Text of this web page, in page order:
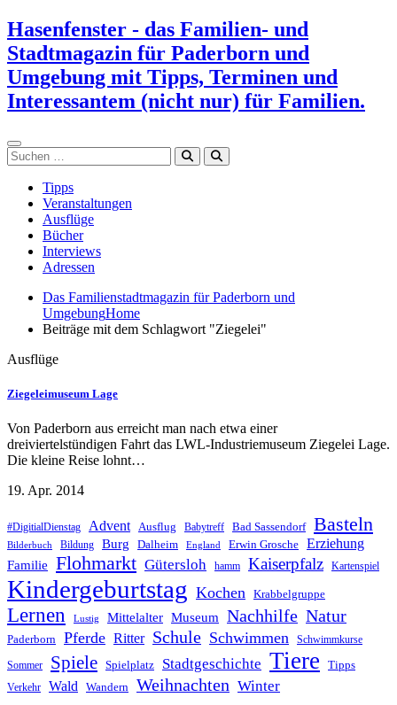
Zum
Inhalt
springen
Hasenfenster - das Familien- und
Stadtmagazin für Paderborn und
Umgebung mit Tipps, Terminen und
Interessantem (nicht nur) für Familien.
Suchen
Tipps
Veranstaltungen
Ausflüge
Bücher
Interviews
Adressen
Das Familienstadtmagazin für Paderborn und
UmgebungHome
Beiträge mit dem Schlagwort "Ziegelei"
Ausflüge
Ziegeleimuseum Lage
Von Paderborn aus erreicht man nach etwa einer
dreiviertelstündigen Fahrt das LWL-Industriemuseum Ziegelei Lage.
Die kleine Reise lohnt…
19. Apr. 2014
#DigitialDienstag Advent Ausflug Babytreff Bad Sassendorf Basteln
Bilderbuch Bildung Burg Dalheim England Erwin Grosche Erziehung
Familie Flohmarkt Gütersloh hamm Kaiserpfalz Kartenspiel
Kindergeburtstag Kochen Krabbelgruppe
Lernen Lustig Mittelalter Museum Nachhilfe Natur
Paderborn Pferde Ritter Schule Schwimmen Schwimmkurse
Sommer Spiele Spielplatz Stadtgeschichte Tiere Tipps
Verkehr Wald Wandern Weihnachten Winter